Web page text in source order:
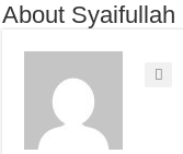
About Syaifullah